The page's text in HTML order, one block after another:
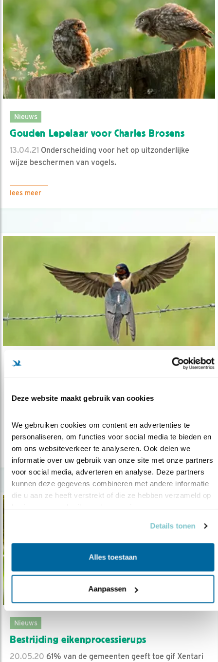
Deze website maakt gebruik van cookies
We gebruiken cookies om content en advertenties te
personaliseren, om functies voor social media te bieden en
om ons websiteverkeer te analyseren. Ook delen we
informatie over uw gebruik van onze site met onze partners
voor social media, adverteren en analyse. Deze partners
kunnen deze gegevens combineren met andere informatie
die u aan ze heeft verstrekt of die ze hebben verzameld op
Details tonen
Alles toestaan
Aanpassen
Nieuws
Gouden Lepelaar voor Charles Brosens
13.04.21 Onderscheiding voor het op uitzonderlijke
wijze beschermen van vogels.
lees meer
Nieuws
voor natuur.
lees meer
Nieuws
Bestrijding eikenprocessierups
20.05.20 61% van de gemeenten geeft toe gif Xentari